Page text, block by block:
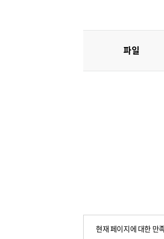
파일
현재 페이지에 대한 만